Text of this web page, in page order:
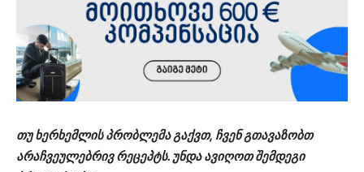
თუ ხერხემლის პრობლემა გაქვთ, ჩვენ გთავაზობთ
არაჩვეულებრივ რეცეპტს. უნდა ავიღოთ შემდეგი